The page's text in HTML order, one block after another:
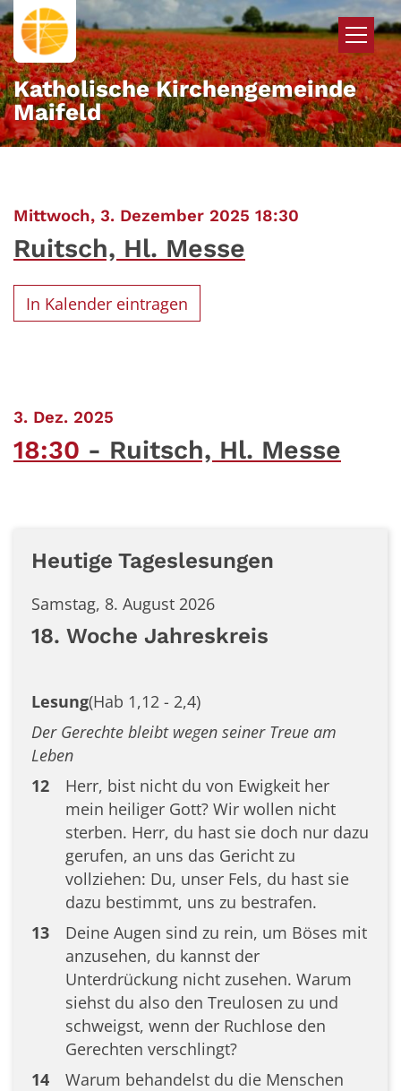
Zum Inhalt springen
Katholische Kirchengemeinde
Maifeld
Mittwoch, 3. Dezember 2025 18:30
Ruitsch, Hl. Messe
In Kalender eintragen
3. Dez. 2025
18:30 Ruitsch, Hl. Messe
Heutige Tageslesungen
Samstag, 8. August 2026
18. Woche Jahreskreis
Lesung(Hab 1,12 - 2,4)
Der Gerechte bleibt wegen seiner Treue am
Leben
12
Herr, bist nicht du von Ewigkeit her
mein heiliger Gott? Wir wollen nicht
sterben. Herr, du hast sie doch nur dazu
gerufen, an uns das Gericht zu
vollziehen: Du, unser Fels, du hast sie
dazu bestimmt, uns zu bestrafen.
13
Deine Augen sind zu rein, um Böses mit
anzusehen, du kannst der
Unterdrückung nicht zusehen. Warum
siehst du also den Treulosen zu und
schweigst, wenn der Ruchlose den
Gerechten verschlingt?
14
Warum behandelst du die Menschen